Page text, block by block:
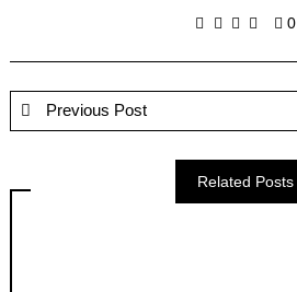
0
Previous Post
Related Posts